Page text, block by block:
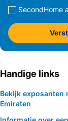
SecondHome
Handige links
Bekijk exposanten
Emiraten